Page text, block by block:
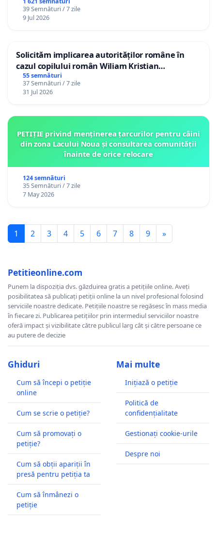
39 Semnături / 7 zile
9 Jul 2026
Solicităm implicarea autorităților române în
cazul copilului român Wiliam Kristian
Gheorghe, aflat în plasament în Danemarca de
12 ani
55 semnături
37 Semnături / 7 zile
31 Jul 2026
PETIȚIE privind menținerea țarcurilor pentru câini
din zona Lacului Noua și consultarea comunității
înainte de orice relocare
124 semnături
35 Semnături / 7 zile
7 May 2026
1 2 3 4 5 6 7 8 9 »
Petitieonline.com
Punem la dispoziția dvs. găzduirea gratis a petițiile online. Aveți
posibilitatea să publicați petiții online la un nivel profesional folosind
serviciile noastre dedicate. Petițiile noastre se regăsesc în mass media
în fiecare zi. Publicarea petițiilor prin intermediul serviciilor noastre
oferă impact și vizibilitate către publicul larg cât și către persoane ce
au putere de decizie
Ghiduri
Cum să începi o petiție
online
Cum se scrie o petiție?
Cum să promovați o
petiție?
Cum să obții apariții în
presă pentru petiția ta
Cum să înmânezi o
petiție
Mai multe
Inițiază o petiție
Politică de
confidențialitate
Gestionați cookie-urile
Despre noi